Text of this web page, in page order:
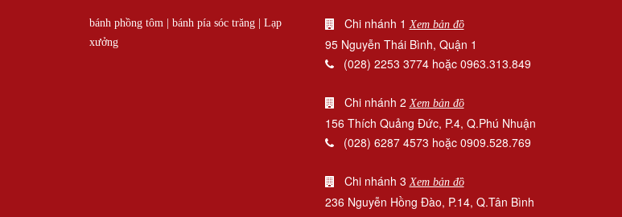
bánh phồng tôm bánh pía sóc trăng
Lạp
xưởng
Chi nhánh 1Xem bản đồ
95 Nguyễn Thái Bình, Quận 1
(028) 2253 3774 hoặc 0963.313.849
Chi nhánh 2Xem bản đồ
156 Thích Quảng Đức, P.4, Q.Phú Nhuận
(028) 6287 4573 hoặc 0909.528.769
Chi nhánh 3Xem bản đồ
236 Nguyễn Hồng Đào, P.14, Q.Tân Bình